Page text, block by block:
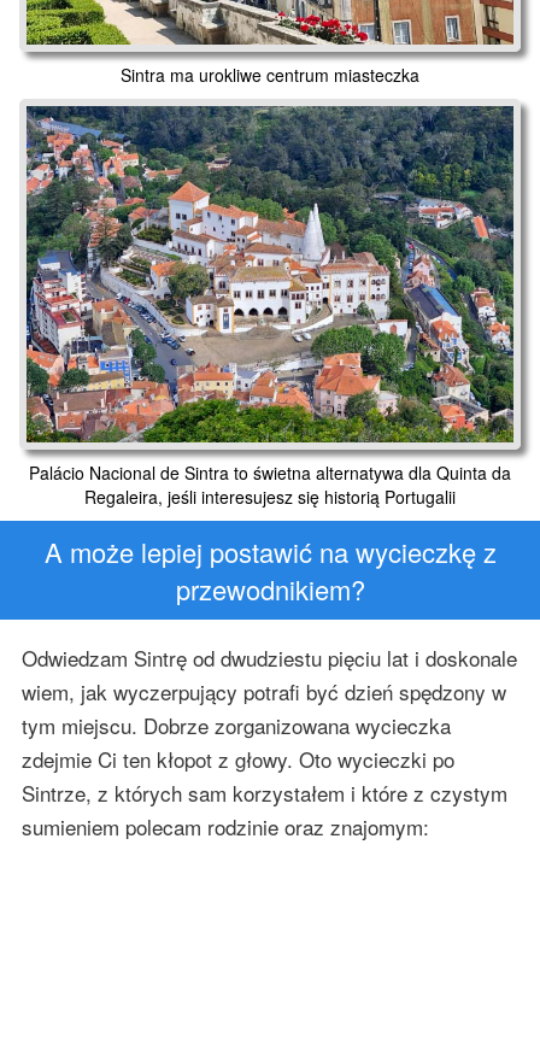
Sintra ma urokliwe centrum miasteczka
Palácio Nacional de Sintra to świetna alternatywa dla Quinta da
Regaleira, jeśli interesujesz się historią Portugalii
A może lepiej postawić na wycieczkę z
przewodnikiem?
Odwiedzam Sintrę od dwudziestu pięciu lat i doskonale
wiem, jak wyczerpujący potrafi być dzień spędzony w
tym miejscu. Dobrze zorganizowana wycieczka
zdejmie Ci ten kłopot z głowy. Oto wycieczki po
Sintrze, z których sam korzystałem i które z czystym
sumieniem polecam rodzinie oraz znajomym: